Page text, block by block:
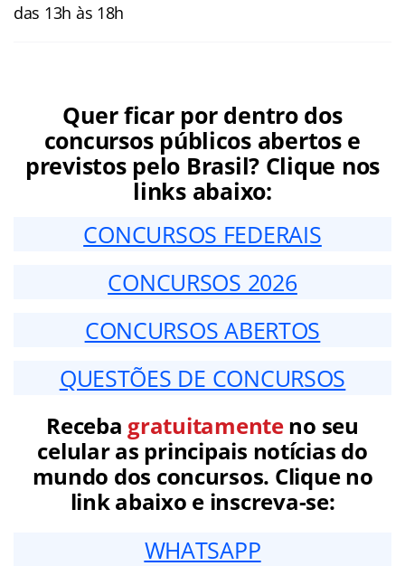
das 13h às 18h
Quer ficar por dentro dos
concursos públicos abertos e
previstos pelo Brasil? Clique nos
links abaixo:
CONCURSOS FEDERAIS
CONCURSOS 2026
CONCURSOS ABERTOS
QUESTÕES DE CONCURSOS
Receba gratuitamenteno seu
celular as principais notícias do
mundo dos concursos. Clique no
link abaixo e inscreva-se:
WHATSAPP